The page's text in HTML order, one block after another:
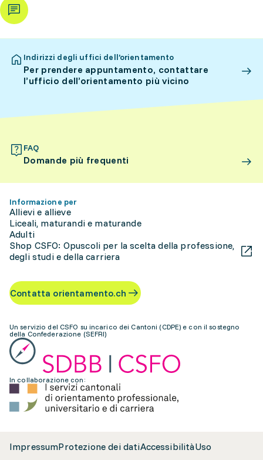
Indirizzi degli uffici dell’orientamento
Per prendere appuntamento, contattare
l’ufficio dell’orientamento più vicino
FAQ
Domande più frequenti
Informazione per
Allievi e allieve
Liceali, maturandi e maturande
Adulti
Shop CSFO: Opuscoli per la scelta della professione,
degli studi e della carriera
Contatta orientamento.ch
Un servizio del CSFO su incarico dei Cantoni (CDPE) e con il sostegno
della Confederazione (SEFRI)
In collaborazione con:
ImpressumProtezione dei datiAccessibilitàUso